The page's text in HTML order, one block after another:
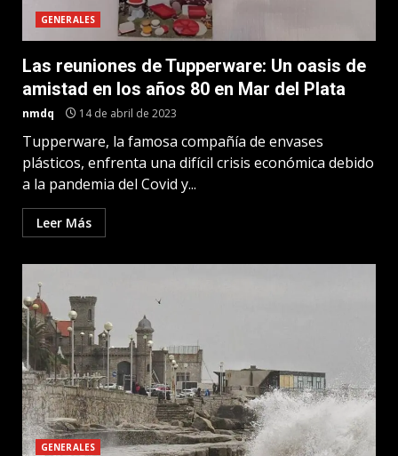
GENERALES
Las reuniones de Tupperware: Un oasis de
amistad en los años 80 en Mar del Plata
nmdq 14 de abril de 2023
Tupperware, la famosa compañía de envases
plásticos, enfrenta una difícil crisis económica debido
a la pandemia del Covid y...
Leer Más
GENERALES